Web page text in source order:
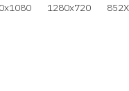
1280x720